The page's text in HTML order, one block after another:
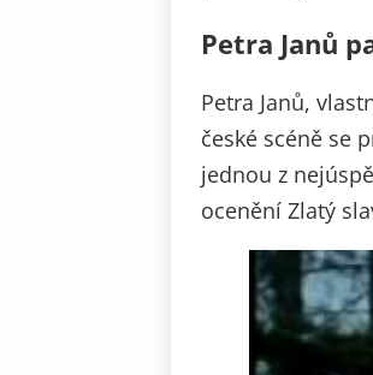
Petra Janů
Petra Janů,
české scéně se
jednou z
ocenění Zlatý